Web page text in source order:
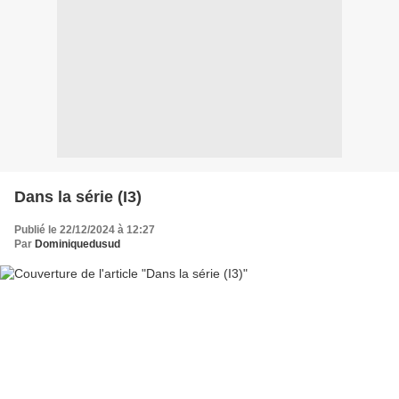
Dans la série (I3)
Publié le 22/12/2024 à 12:27
Par Dominiquedusud